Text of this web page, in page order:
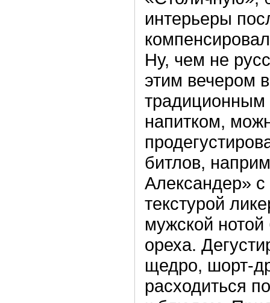
интерьеры
Ну, чем не
этим вечером
напитком,
битлов,
Александер»
текстурой
мужской нотой
ореха.
щедро, шорт-
расходиться